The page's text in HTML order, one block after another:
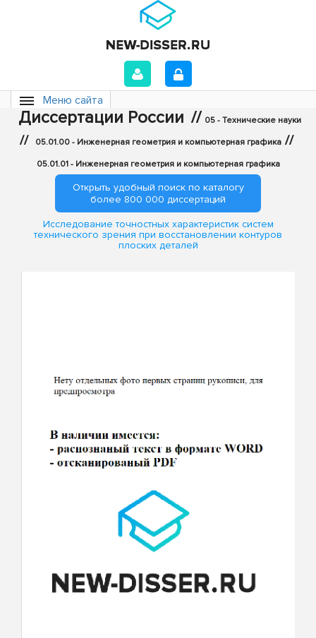
Меню сайта
Диссертации России // 05 - Технические науки
// 05.01.00 - Инженерная геометрия и компьютерная графика //
05.01.01 - Инженерная геометрия и компьютерная графика
Открыть удобный поиск по каталогу
более 800 000 диссертаций
Исследование точностных характеристик систем
технического зрения при восстановлении контуров
плоских деталей